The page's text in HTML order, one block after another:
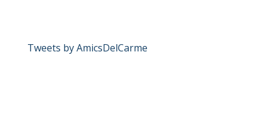
Tweets by AmicsDelCarme